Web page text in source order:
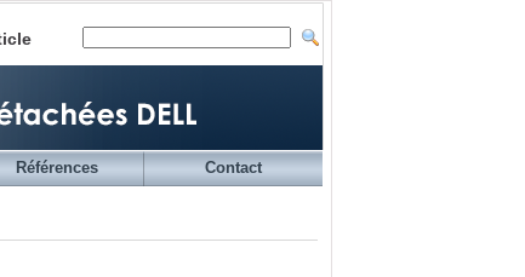
Références Contact